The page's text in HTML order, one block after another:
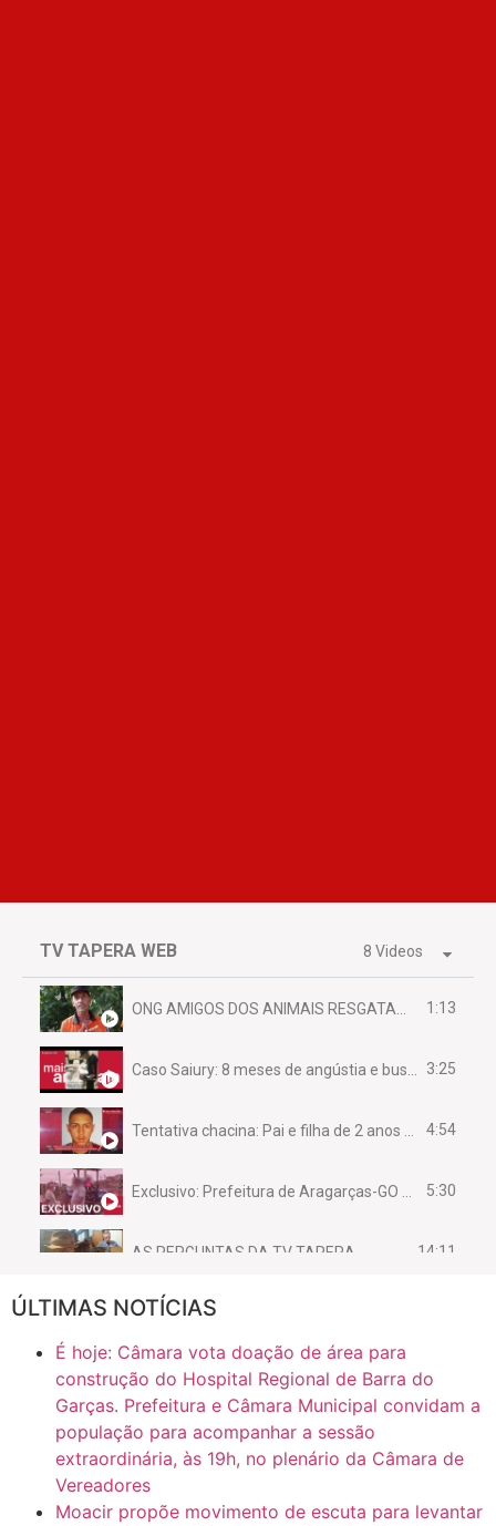
TV TAPERA WEB 8 Videos
1:13
3:25
4:54
5:30
AS PERGUNTAS DA TV TAPERA 14:11
CASO SAIURY - SEM CORTES
Mini Ginásio de Aragarças- Só a bo$ta 6:31
ÚLTIMAS NOTÍCIAS
É hoje: Câmara vota doação de área para
construção do Hospital Regional de Barra do
Garças. Prefeitura e Câmara Municipal convidam a
população para acompanhar a sessão
extraordinária, às 19h, no plenário da Câmara de
Vereadores
Moacir propõe movimento de escuta para levantar